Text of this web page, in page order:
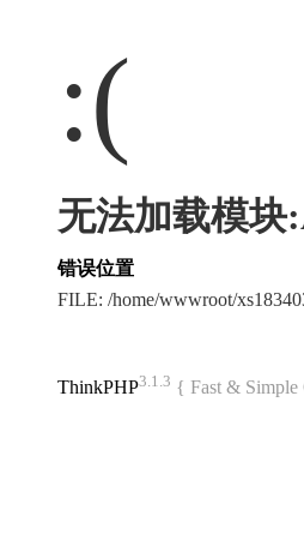
:(
无法加载模块
错误位置
FILE: /home/wwwroot/
ThinkPHP3.1.3 { Fast &